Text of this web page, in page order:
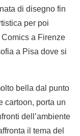
di disegno fin
per poi
a Firenze
a Pisa dove si
bella dal punto
cartoon, porta un
dell’ambiente
il tema del